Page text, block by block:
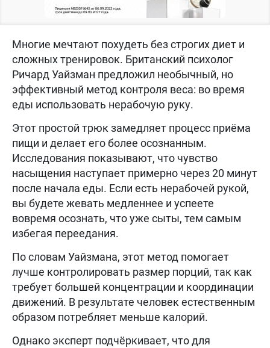
Многие мечтают похудеть без строгих диет и
сложных тренировок. Британский психолог
Ричард Уайзман предложил необычный, но
эффективный метод контроля веса: во время
еды использовать нерабочую руку.
Этот простой трюк замедляет процесс приёма
пищи и делает его более осознанным.
Исследования показывают, что чувство
насыщения наступает примерно через 20 минут
после начала еды. Если есть нерабочей рукой,
вы будете жевать медленнее и успеете
вовремя осознать, что уже сыты, тем самым
избегая переедания.
По словам Уайзмана, этот метод помогает
лучше контролировать размер порций, так как
требует большей концентрации и координации
движений. В результате человек естественным
образом потребляет меньше калорий.
Однако эксперт подчёркивает, что для